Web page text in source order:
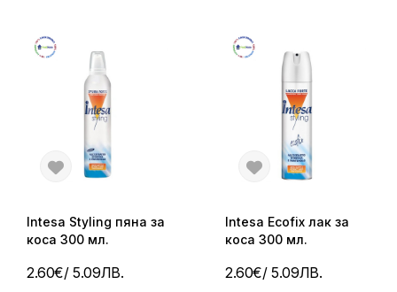
2.60€/ 5.09ЛВ.
Intesa Styling пяна за
коса 300 мл.
2.60€/ 5.09ЛВ.
Intesa Ecofix лак за
коса 300 мл.